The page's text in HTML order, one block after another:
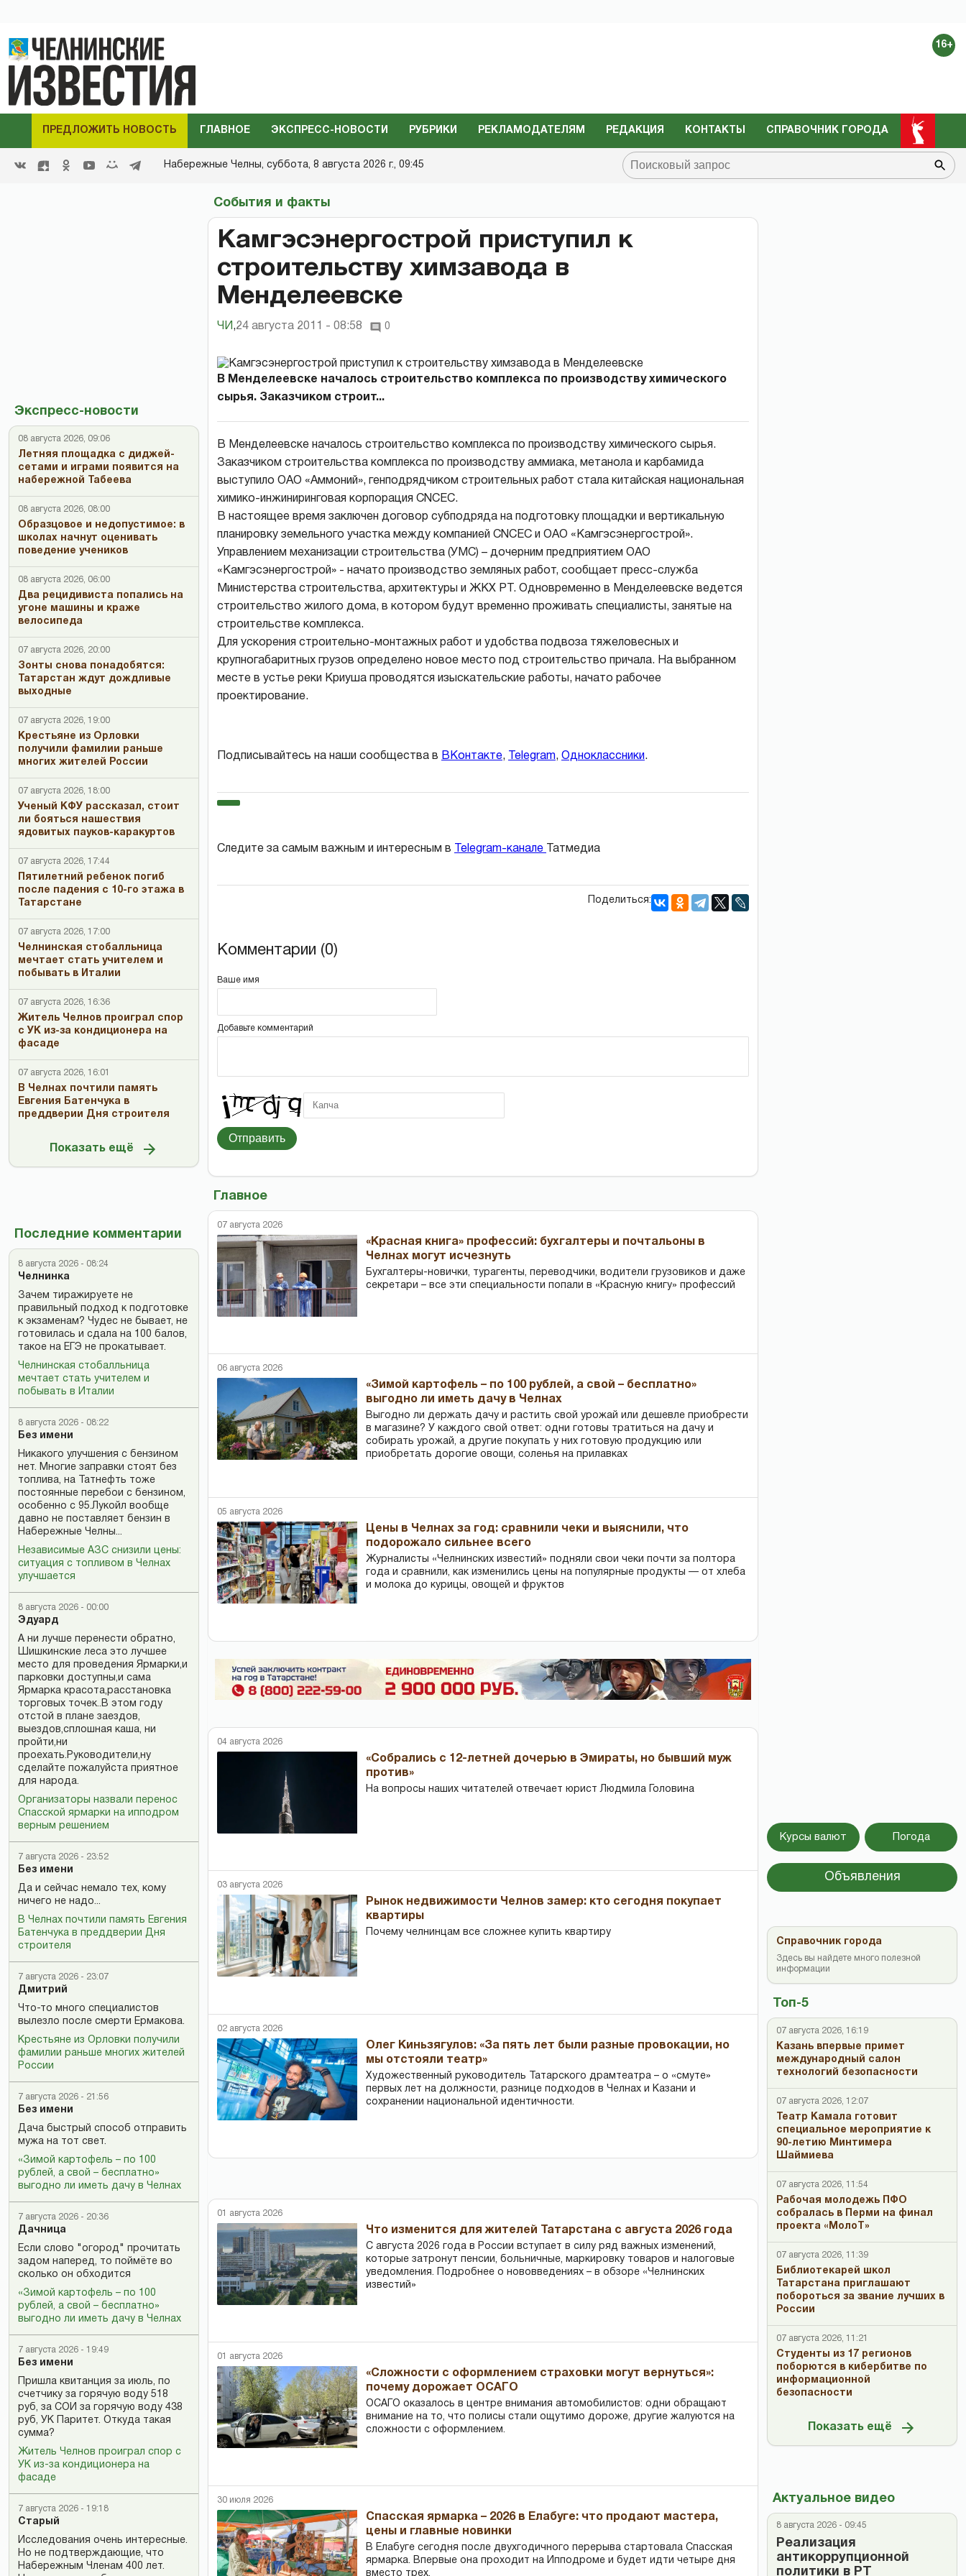
16+
ПРЕДЛОЖИТЬ НОВОСТЬ ГЛАВНОЕ ЭКСПРЕСС-НОВОСТИ РУБРИКИ РЕКЛАМОДАТЕЛЯМ РЕДАКЦИЯ КОНТАКТЫ СПРАВОЧНИК ГОРОДА
Набережные Челны, суббота, 8 августа 2026 г., 09:45
Экспресс-новости
08 августа 2026, 09:06
Летняя площадка с диджей-
сетами и играми появится на
набережной Табеева
08 августа 2026, 08:00
Образцовое и недопустимое: в
школах начнут оценивать
поведение учеников
08 августа 2026, 06:00
Два рецидивиста попались на
угоне машины и краже
велосипеда
07 августа 2026, 20:00
Зонты снова понадобятся:
Татарстан ждут дождливые
выходные
07 августа 2026, 19:00
Крестьяне из Орловки
получили фамилии раньше
многих жителей России
07 августа 2026, 18:00
Ученый КФУ рассказал, стоит
ли бояться нашествия
ядовитых пауков-каракуртов
07 августа 2026, 17:44
Пятилетний ребенок погиб
после падения с 10-го этажа в
Татарстане
07 августа 2026, 17:00
Челнинская стобалльница
мечтает стать учителем и
побывать в Италии
07 августа 2026, 16:36
Житель Челнов проиграл спор
с УК из-за кондиционера на
фасаде
07 августа 2026, 16:01
В Челнах почтили память
Евгения Батенчука в
преддверии Дня строителя
Показать ещё
Последние комментарии
8 августа 2026 - 08:24
Челнинка
Зачем тиражируете не
правильный подход к подготовке
к экзаменам? Чудес не бывает, не
готовилась и сдала на 100 балов,
такое на ЕГЭ не прокатывает.
Челнинская стобалльница
мечтает стать учителем и
побывать в Италии
8 августа 2026 - 08:22
Без имени
Никакого улучшения с бензином
нет. Многие заправки стоят без
топлива, на Татнефть тоже
постоянные перебои с бензином,
особенно с 95.Лукойл вообще
давно не поставляет бензин в
Набережные Челны...
Независимые АЗС снизили цены:
ситуация с топливом в Челнах
улучшается
8 августа 2026 - 00:00
Эдуард
А ни лучше перенести обратно,
Шишкинские леса это лучшее
место для проведения Ярмарки,и
парковки доступны,и сама
Ярмарка красота,расстановка
торговых точек..В этом году
отстой в плане заездов,
выездов,сплошная каша, ни
пройти,ни
проехать.Руководители,ну
сделайте пожалуйста приятное
для народа.
Организаторы назвали перенос
Спасской ярмарки на ипподром
верным решением
7 августа 2026 - 23:52
Без имени
Да и сейчас немало тех, кому
ничего не надо...
В Челнах почтили память Евгения
Батенчука в преддверии Дня
строителя
7 августа 2026 - 23:07
Дмитрий
Что-то много специалистов
вылезло после смерти Ермакова.
Крестьяне из Орловки получили
фамилии раньше многих жителей
России
7 августа 2026 - 21:56
Без имени
Дача быстрый способ отправить
мужа на тот свет.
«Зимой картофель – по 100
рублей, а свой – бесплатно»
выгодно ли иметь дачу в Челнах
7 августа 2026 - 20:36
Дачница
Если слово "огород" прочитать
задом наперед, то поймёте во
сколько он обходится
«Зимой картофель – по 100
рублей, а свой – бесплатно»
выгодно ли иметь дачу в Челнах
7 августа 2026 - 19:49
Без имени
Пришла квитанция за июль, по
счетчику за горячую воду 518
руб, за СОИ за горячую воду 438
руб, УК Паритет. Откуда такая
сумма?
Житель Челнов проиграл спор с
УК из-за кондиционера на
фасаде
7 августа 2026 - 19:18
Старый
Исследования очень интересные.
Но не подтверждающие, что
Набережным Членам 400 лет.
События и факты
Камгэсэнергострой приступил к
строительству химзавода в
Менделеевске
ЧИ ,24 августа 2011 - 08:58 0
В Менделеевске началось строительство комплекса по производству химического
сырья. Заказчиком строит...
В Менделеевске началось строительство комплекса по производству химического сырья.
Заказчиком строительства комплекса по производству аммиака, метанола и карбамида
выступило ОАО «Аммоний», генподрядчиком строительных работ стала китайская национальная
химико-инжиниринговая корпорация CNCEC.
В настоящее время заключен договор субподряда на подготовку площадки и вертикальную
планировку земельного участка между компанией CNCEC и ОАО «Камгэсэнергострой».
Управлением механизации строительства (УМС) – дочерним предприятием ОАО
«Камгэсэнергострой» - начато производство земляных работ, сообщает пресс-служба
Министерства строительства, архитектуры и ЖКХ РТ. Одновременно в Менделеевске ведется
строительство жилого дома, в котором будут временно проживать специалисты, занятые на
строительстве комплекса.
Для ускорения строительно-монтажных работ и удобства подвоза тяжеловесных и
крупногабаритных грузов определено новое место под строительство причала. На выбранном
месте в устье реки Криуша проводятся изыскательские работы, начато рабочее
проектирование.
Подписывайтесь на наши сообщества в ВКонтакте, Telegram, Одноклассники.
Следите за самым важным и интересным в Telegram-канале Татмедиа
Поделиться:
Комментарии (0)
Ваше имя
Добавьте комментарий
Отправить
Главное
07 августа 2026
«Красная книга» профессий: бухгалтеры и почтальоны в
Челнах могут исчезнуть
Бухгалтеры-новички, тур­агенты, переводчики, водители грузовиков и даже
секретари – все эти специальности попали в «Красную книгу» профессий
06 августа 2026
«Зимой картофель – по 100 рублей, а свой – бесплатно»
выгодно ли иметь дачу в Челнах
Выгодно ли держать дачу и растить свой урожай или дешевле приобрести
в магазине? У каждого свой ответ: одни готовы тратиться на дачу и
собирать урожай, а другие покупать у них готовую продукцию или
приобретать дорогие овощи, соленья на прилавках
05 августа 2026
Цены в Челнах за год: сравнили чеки и выяснили, что
подорожало сильнее всего
Журналисты «Челнинских известий» подняли свои чеки почти за полтора
года и сравнили, как изменились цены на популярные продукты — от хлеба
и молока до курицы, овощей и фруктов
04 августа 2026
«Собрались с 12-летней дочерью в Эмираты, но бывший муж
против»
На вопросы наших читателей отвечает юрист Людмила Головина
03 августа 2026
Рынок недвижимости Челнов замер: кто сегодня покупает
квартиры
Почему челнинцам все сложнее купить квартиру
02 августа 2026
Олег Киньзягулов: «За пять лет были разные провокации, но
мы отстояли театр»
Художественный руководитель Татарского драмтеатра – о «смуте»
первых лет на должности, разнице подходов в Челнах и Казани и
сохранении национальной идентичности.
01 августа 2026
Что изменится для жителей Татарстана с августа 2026 года
С августа 2026 года в России вступает в силу ряд важных изменений,
которые затронут пенсии, больничные, маркировку товаров и налоговые
уведомления. Подробнее о нововведениях – в обзоре «Челнинских
известий»
01 августа 2026
«Сложности с оформлением страховки могут вернуться»:
почему дорожает ОСАГО
ОСАГО оказалось в центре внимания автомобилистов: одни обращают
внимание на то, что полисы стали ощутимо дороже, другие жалуются на
сложности с оформлением.
30 июля 2026
Спасская ярмарка – 2026 в Елабуге: что продают мастера,
цены и главные новинки
В Елабуге сегодня после двухгодичного перерыва стартовала Спасская
ярмарка. Впервые она проходит на Ипподроме и будет идти четыре дня
вместо трех.
Курсы валют Погода
Объявления
Топ-5
07 августа 2026, 16:19
Казань впервые примет
международный салон
технологий безопасности
07 августа 2026, 12:07
Театр Камала готовит
специальное мероприятие к
90-летию Минтимера
Шаймиева
07 августа 2026, 11:54
Рабочая молодежь ПФО
собралась в Перми на финал
проекта «МолоТ»
07 августа 2026, 11:39
Библиотекарей школ
Татарстана приглашают
побороться за звание лучших в
России
07 августа 2026, 11:21
Студенты из 17 регионов
поборются в кибербитве по
информационной
безопасности
Показать ещё
Актуальное видео
8 августа 2026 - 09:45
Реализация
антикоррупционной
политики в РТ
Справочник города
Здесь вы найдете много полезной
информации